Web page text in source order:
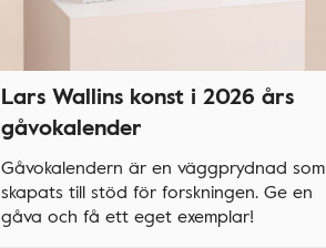
Lars Wallins konst i 2026 års
gåvokalender
Gåvokalendern är en väggprydnad som
skapats till stöd för forskningen. Ge en
gåva och få ett eget exemplar!